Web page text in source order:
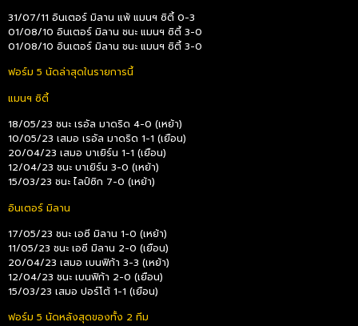
31/07/11 อินเตอร์ มิลาน แพ้ แมนฯ ซิตี้ 0-3
01/08/10 อินเตอร์ มิลาน ชนะ แมนฯ ซิตี้ 3-0
01/08/10 อินเตอร์ มิลาน ชนะ แมนฯ ซิตี้ 3-0
ฟอร์ม 5 นัดล่าสุดในรายการนี้
แมนฯ ซิตี้
18/05/23 ชนะ เรอัล มาดริด 4-0 (เหย้า)
10/05/23 เสมอ เรอัล มาดริด 1-1 (เยือน)
20/04/23 เสมอ บาเยิร์น 1-1 (เยือน)
12/04/23 ชนะ บาเยิร์น 3-0 (เหย้า)
15/03/23 ชนะ ไลป์ซิก 7-0 (เหย้า)
อินเตอร์ มิลาน
17/05/23 ชนะ เอซี มิลาน 1-0 (เหย้า)
11/05/23 ชนะ เอซี มิลาน 2-0 (เยือน)
20/04/23 เสมอ เบนฟิก้า 3-3 (เหย้า)
12/04/23 ชนะ เบนฟิก้า 2-0 (เยือน)
15/03/23 เสมอ ปอร์โต้ 1-1 (เยือน)
ฟอร์ม 5 นัดหลังสุดของทั้ง 2 ทีม